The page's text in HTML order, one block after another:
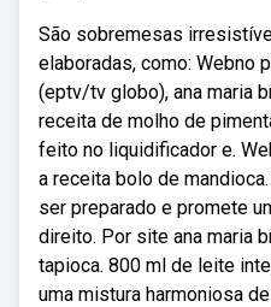
São sobremesas
elaboradas, como: Webno
(eptv/tv globo), ana maria
receita de molho de
feito no liquidificador e.
a receita bolo de
ser preparado e promete
direito. Por site ana maria
tapioca. 800 ml de leite
uma mistura harmoniosa